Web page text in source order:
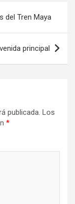
del Tren Maya
principal
publicada. Los
*